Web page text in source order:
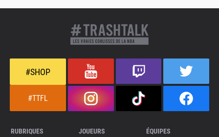
#SHOP
#TTFL
RUBRIQUES
JOUEURS ÉQUIPES